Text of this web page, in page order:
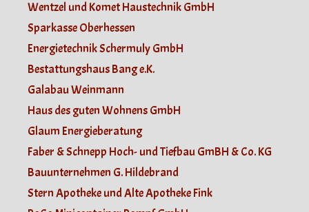
Wentzel und Komet Haustechnik GmbH
Sparkasse Oberhessen
Energietechnik Schermuly GmbH
Bestattungshaus Bang e.K.
Galabau Weinmann
Haus des guten Wohnens GmbH
Glaum Energieberatung
Faber & Schnepp Hoch- und Tiefbau GmBH & Co. KG
Bauunternehmen G. Hildebrand
Stern Apotheke und Alte Apotheke Fink